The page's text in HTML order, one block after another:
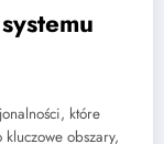
które
obszary,